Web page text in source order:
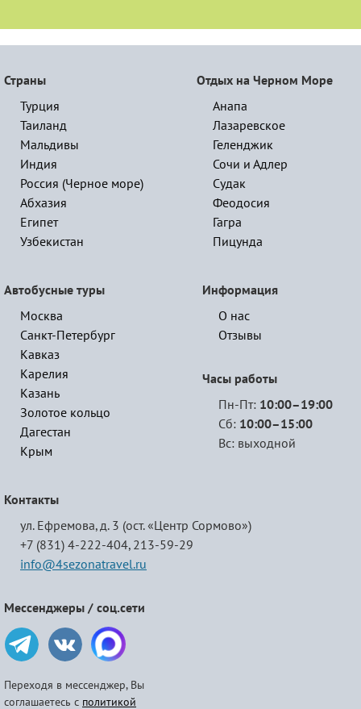
Страны
Турция
Таиланд
Мальдивы
Индия
Россия (Черное море)
Абхазия
Египет
Узбекистан
Отдых на Черном Море
Анапа
Лазаревское
Геленджик
Сочи и Адлер
Судак
Феодосия
Гагра
Пицунда
Автобусные туры
Москва
Санкт-Петербург
Кавказ
Карелия
Казань
Золотое кольцо
Дагестан
Крым
Информация
О нас
Отзывы
Часы работы
Пн-Пт: 10:00–19:00
Сб: 10:00–15:00
Вс: выходной
Контакты
ул. Ефремова, д. 3 (ост. «Центр Сормово»)
+7 (831) 4-222-404, 213-59-29
info@4sezonatravel.ru
Мессенджеры / соц.сети
Переходя в мессенджер, Вы
соглашаетесь с политикой